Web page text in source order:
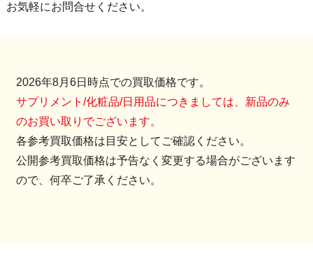
お気軽にお問合せください。
2026年8月6日時点での買取価格です。
サプリメント/化粧品/日用品につきましては、新品のみ
のお買い取りでございます。
各参考買取価格は目安としてご確認ください。
公開参考買取価格は予告なく変更する場合がございます
ので、何卒ご了承ください。